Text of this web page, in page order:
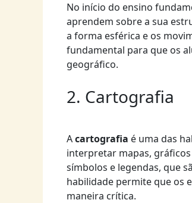
No início do ensino
aprendem sobre a sua
a forma esférica e os
fundamental para que os
geográfico.
2. Cartografia
Acartografia é uma das
interpretar mapas,
símbolos e legendas, que
habilidade permite que os
maneira crítica.